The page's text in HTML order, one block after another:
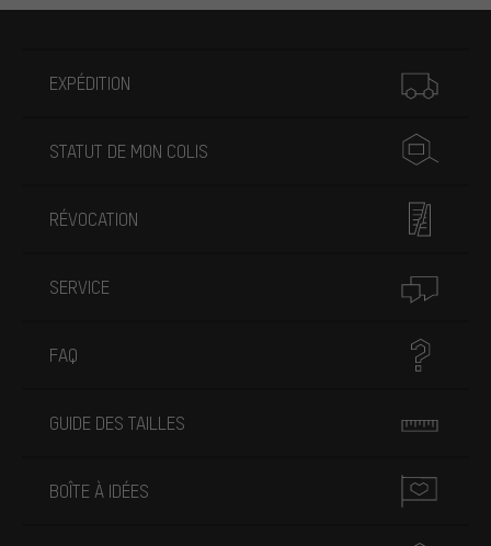
EXPÉDITION
STATUT DE MON COLIS
RÉVOCATION
SERVICE
FAQ
GUIDE DES TAILLES
BOÎTE À IDÉES